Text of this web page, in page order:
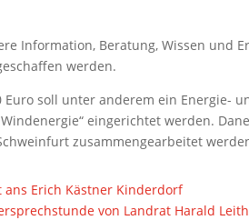
Information, Beratung, Wissen und
werden.
soll unter anderem ein Energie-
eingerichtet werden.
zusammengearbeitet
ans Erich Kästner Kinderdorf
von Landrat Harald